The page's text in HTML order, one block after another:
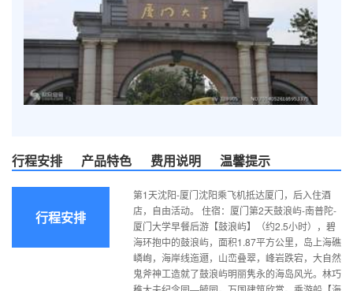
行程安排 产品特色 费用说明 温馨提示
行程安排
第1天沈阳-厦门沈阳乘飞机抵达厦门，后入住酒
店，自由活动。 住宿：厦门第2天鼓浪屿-南普陀-
厦门大学早餐后游【鼓浪屿】（约2.5小时），碧
海环抱中的鼓浪屿，面积1.87平方公里，岛上海礁
嶙峋，海岸线迤逦，山峦叠翠，峰岩跌宕，大自然
鬼斧神工造就了鼓浪屿明丽隽永的海岛风光。林巧